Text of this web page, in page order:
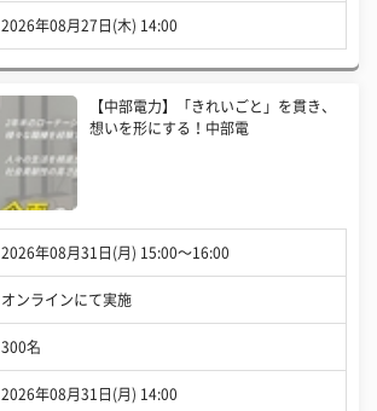
2026年08月27日(木) 14:00
【中部電力】「きれいごと」を貫き、
想いを形にする！中部電
2026年08月31日(月) 15:00〜16:00
オンラインにて実施
300名
2026年08月31日(月) 14:00